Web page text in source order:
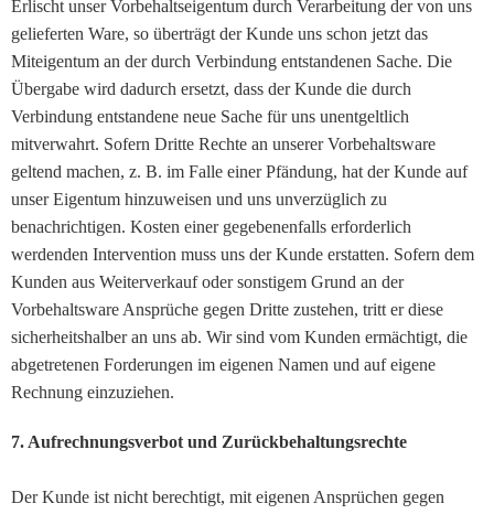
Erlischt unser Vorbehaltseigentum durch Verarbeitung der von uns
gelieferten Ware, so überträgt der Kunde uns schon jetzt das
Miteigentum an der durch Verbindung entstandenen Sache. Die
Übergabe wird dadurch ersetzt, dass der Kunde die durch
Verbindung entstandene neue Sache für uns unentgeltlich
mitverwahrt. Sofern Dritte Rechte an unserer Vorbehaltsware
geltend machen, z. B. im Falle einer Pfändung, hat der Kunde auf
unser Eigentum hinzuweisen und uns unverzüglich zu
benachrichtigen. Kosten einer gegebenenfalls erforderlich
werdenden Intervention muss uns der Kunde erstatten. Sofern dem
Kunden aus Weiterverkauf oder sonstigem Grund an der
Vorbehaltsware Ansprüche gegen Dritte zustehen, tritt er diese
sicherheitshalber an uns ab. Wir sind vom Kunden ermächtigt, die
abgetretenen Forderungen im eigenen Namen und auf eigene
Rechnung einzuziehen.
7. Aufrechnungsverbot und Zurückbehaltungsrechte
Der Kunde ist nicht berechtigt, mit eigenen Ansprüchen gegen